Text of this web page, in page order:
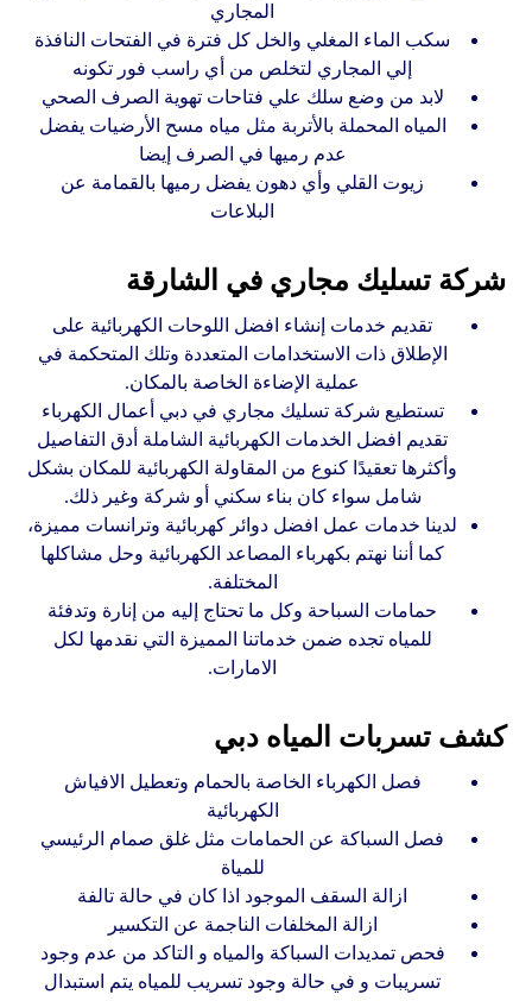
المجاري
سكب الماء المغلي والخل كل فترة في الفتحات النافذة
إلي المجاري لتخلص من أي راسب فور تكونه
لابد من وضع سلك علي فتاحات تهوية الصرف الصحي
المياه المحملة بالأتربة مثل مياه مسح الأرضيات يفضل
عدم رميها في الصرف إيضا
زيوت القلي وأي دهون يفضل رميها بالقمامة عن
البلاعات
شركة تسليك مجاري في الشارقة
تقديم خدمات إنشاء افضل اللوحات الكهربائية على
الإطلاق ذات الاستخدامات المتعددة وتلك المتحكمة في
عملية الإضاءة الخاصة بالمكان.
تستطيع شركة تسليك مجاري في دبي أعمال الكهرباء
تقديم افضل الخدمات الكهربائية الشاملة أدق التفاصيل
وأكثرها تعقيدًا كنوع من المقاولة الكهربائية للمكان بشكل
شامل سواء كان بناء سكني أو شركة وغير ذلك.
لدينا خدمات عمل افضل دوائر كهربائية وترانسات مميزة،
كما أننا نهتم بكهرباء المصاعد الكهربائية وحل مشاكلها
المختلفة.
حمامات السباحة وكل ما تحتاج إليه من إنارة وتدفئة
للمياه تجده ضمن خدماتنا المميزة التي نقدمها لكل
الامارات.
كشف تسربات المياه دبي
فصل الكهرباء الخاصة بالحمام وتعطيل الافياش
الكهربائية
فصل السباكة عن الحمامات مثل غلق صمام الرئيسي
للمياة
ازالة السقف الموجود اذا كان في حالة تالفة
ازالة المخلفات الناجمة عن التكسير
فحص تمديدات السباكة والمياه و التاكد من عدم وجود
تسريبات و في حالة وجود تسريب للمياه يتم استبدال